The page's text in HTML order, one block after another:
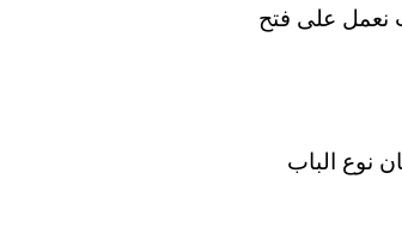
نعمل على فتح
نوع الباب